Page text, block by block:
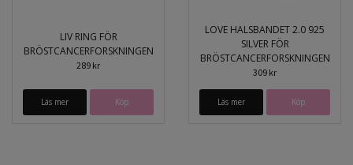
LIV RING FÖR
BRÖSTCANCERFORSKNINGEN
289 kr
Läs mer
LOVE HALSBANDET 2.0 925
SILVER FÖR
BRÖSTCANCERFORSKNINGEN
309 kr
Läs mer